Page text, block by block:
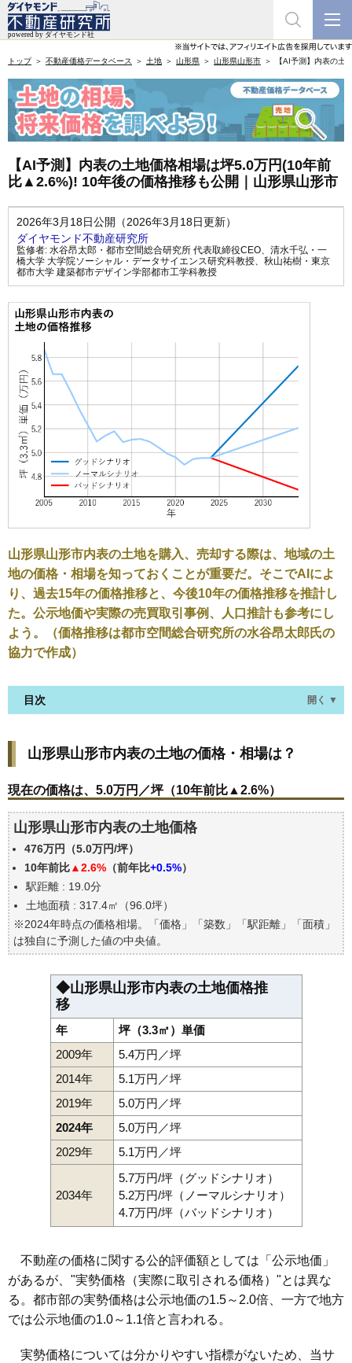
トップ 不動産価格データベース 土地 山形県 山形県山形市 【AI予測】内表の
【AI予測】内表の土地価格相場は坪5.0万円(10年前
比▲2.6%)! 10年後の価格推移も公開｜山形県山形市
2026年3月18日公開（2026年3月18日更新）
ダイヤモンド不動産研究所
監修者: 水谷昂太郎・都市空間総合研究所 代表取締役CEO、 清水千弘・一
橋大学 大学院ソーシャル・データサイエンス研究科教授、 秋山祐樹・東京
都市大学 建築都市デザイン学部都市工学科教授
山形県山形市内表の土地を購入、売却する際は、地域の土
地の価格・相場を知っておくことが重要だ。そこでAIによ
り、過去15年の価格推移と、今後10年の価格推移を推計し
た。公示地価や実際の売買取引事例、人口推計も参考にし
よう。（価格推移は都市空間総合研究所の水谷昂太郎氏の
協力で作成）
目次 開く ▼
現在の価格は、5.0万円／坪（10年前比▲2.6%）
価格を詳細に分析しよう
山形県山形市内表の土地の過去の売買事例
公示地価はいくら
エリアの将来性を人口予想から検討しよう
自分の年収でいくらの不動産が買える？
山形県山形市内表の土地の価格・相場は？
現在の価格は、5.0万円／坪（10年前比▲2.6%）
山形県山形市内表の土地価格
476万円（5.0万円/坪）
10年前比▲2.6% （前年比+0.5%）
駅距離 : 19.0分
土地面積 : 317.4㎡（96.0坪）
※2024年時点の価格相場。「価格」「築数」「駅距離」「面積」
は独自に予測した値の中央値。
◆山形県山形市内表の土地価格推
移
年
坪（3.3㎡）単価
2009年
5.4万円／坪
2014年
5.1万円／坪
2019年
5.0万円／坪
2024年
5.0万円／坪
2029年
5.1万円／坪
2034年
5.7万円/坪（グッドシナリオ）
5.2万円/坪（ノーマルシナリオ）
4.7万円/坪（バッドシナリオ）
不動産の価格に関する公的評価額としては「公示地価」
があるが、"実勢価格（実際に取引される価格）"とは異な
る。都市部の実勢価格は公示地価の1.5～2.0倍、一方で地方
では公示地価の1.0～1.1倍と言われる。
実勢価格については分かりやすい指標がないため、当サ